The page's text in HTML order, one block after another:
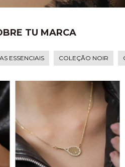
TU MARCA
ESSENCIAIS COLEÇÃO NOIR